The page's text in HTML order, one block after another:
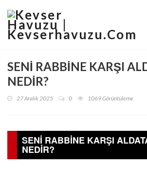
SENİ RABBİNE KARŞI
NEDİR?
27 Aralık 2025 0 1069 Görüntüleme
SENİ RABBİNE KARŞI
NEDİR?